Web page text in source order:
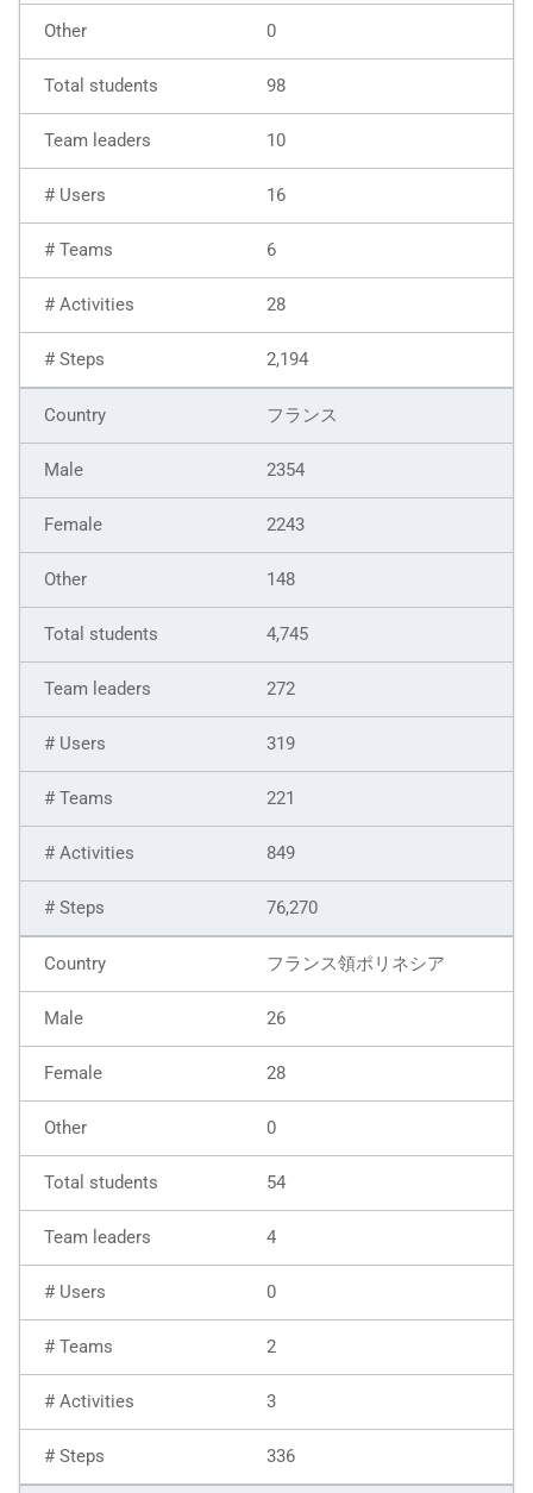
0
98
10
16
6
28
2,194
フランス
2354
2243
148
4,745
272
319
221
849
76,270
フランス領ポリネシア
26
28
0
54
4
0
2
3
336